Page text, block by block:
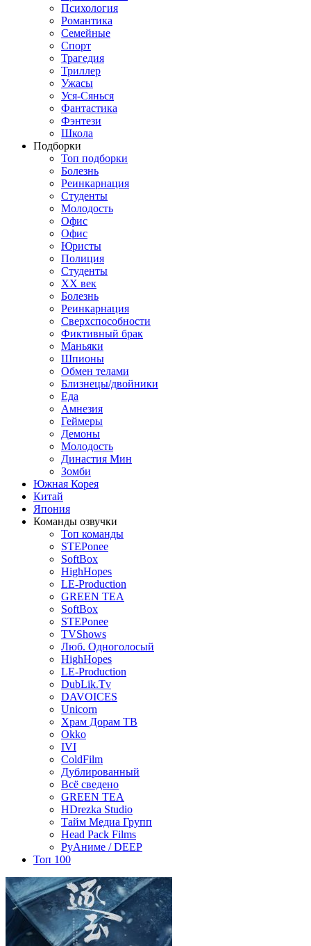
Психология
Романтика
Семейные
Спорт
Трагедия
Триллер
Ужасы
Уся-Сянься
Фантастика
Фэнтези
Школа
Подборки
Топ подборки
Болезнь
Реинкарнация
Студенты
Молодость
Офис
Офис
Юристы
Полиция
Студенты
ХХ век
Болезнь
Реинкарнация
Сверхспособности
Фиктивный брак
Маньяки
Шпионы
Обмен телами
Близнецы/двойники
Еда
Амнезия
Геймеры
Демоны
Молодость
Династия Мин
Зомби
Южная Корея
Китай
Япония
Команды озвучки
Топ команды
STEPonee
SoftBox
HighHopes
LE-Production
GREEN TEA
SoftBox
STEPonee
TVShows
Люб. Одноголосый
HighHopes
LE-Production
DubLik.Tv
DAVOICES
Unicorn
Храм Дорам ТВ
Okko
IVI
ColdFilm
Дублированный
Всё сведено
GREEN TEA
HDrezka Studio
Тайм Медиа Групп
Head Pack Films
РуАниме / DEEP
Топ 100